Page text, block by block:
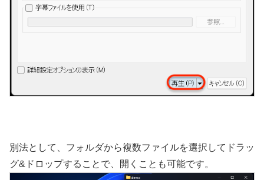
別法として、フォルダから複数ファイルを選択してドラッ
グ&ドロップすることで、開くことも可能です。